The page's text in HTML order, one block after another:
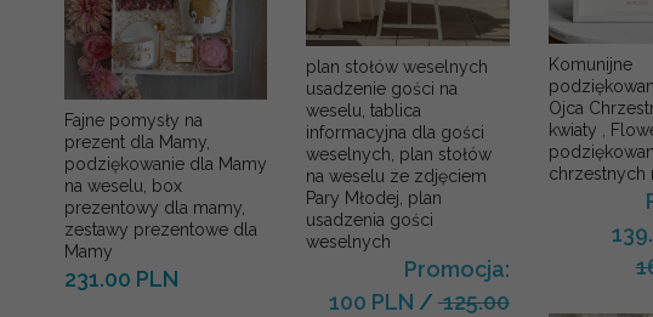
Fajne pomysły na
prezent dla Mamy,
podziękowanie dla Mamy
na weselu, box
prezentowy dla mamy,
zestawy prezentowe dla
Mamy
231.00 PLN
plan stołów weselnych
usadzenie gości na
weselu, tablica
informacyjna dla gości
weselnych, plan stołów
na weselu ze zdjęciem
Pary Młodej, plan
usadzenia gości
weselnych
Promocja:
100 PLN /125.00
Komunijne
Ojca
kwiaty ,
chrzestnych